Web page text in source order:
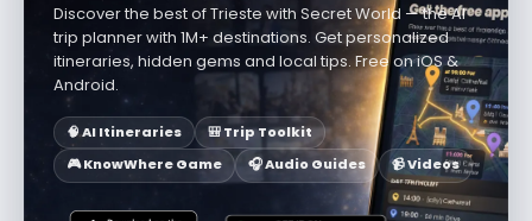
Discover the best of Trieste with Secret World — the AI
trip planner with 1M+ destinations. Get personalized
itineraries, hidden gems and local tips. Free on iOS &
Android.
🧠 AI Itineraries
🎒 Trip Toolkit
🎮 KnowWhere Game
🎧 Audio Guides 📹 Videos